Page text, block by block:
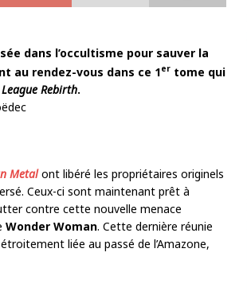
dans l’occultisme pour sauver la
au rendez-vous dans ce 1er tome qui
League Rebirth.
Metalont libéré les propriétaires originels
Ceux-ci sont maintenant prêt à
contre cette nouvelle menace
Wonder Woman. Cette dernière réunie
étroitement liée au passé de l’Amazone,